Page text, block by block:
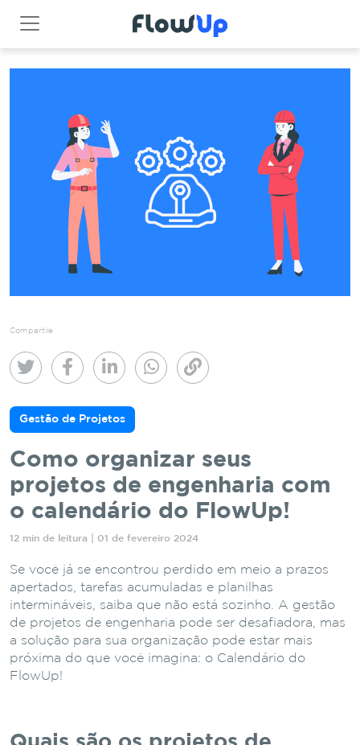
Compartile
Gestão de Projetos
Como organizar seus
projetos de engenharia com
o calendário do FlowUp!
12 min de leitura | 01 de fevereiro 2024
Se você já se encontrou perdido em meio a prazos
apertados, tarefas acumuladas e planilhas
intermináveis, saiba que não está sozinho. A gestão
de projetos de engenharia pode ser desafiadora, mas
a solução para sua organização pode estar mais
próxima do que você imagina: o Calendário do
FlowUp!